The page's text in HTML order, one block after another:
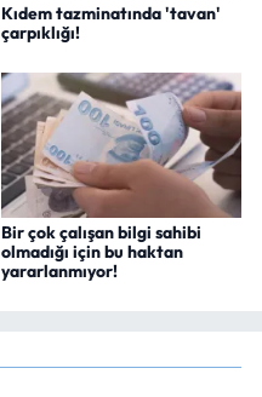
Kıdem tazminatında 'tavan'
çarpıklığı!
Bir çok çalışan bilgi sahibi
olmadığı için bu haktan
yararlanmıyor!